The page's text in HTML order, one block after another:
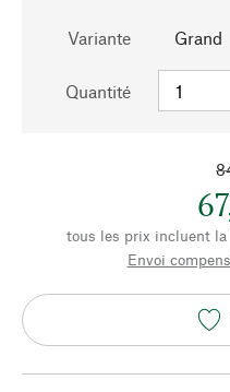
Variante Grand
Quantité
tous les prix incluent la
Envoi